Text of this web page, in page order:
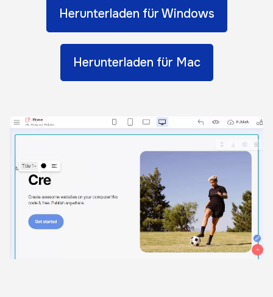
Herunterladen für Windows
Herunterladen für Mac